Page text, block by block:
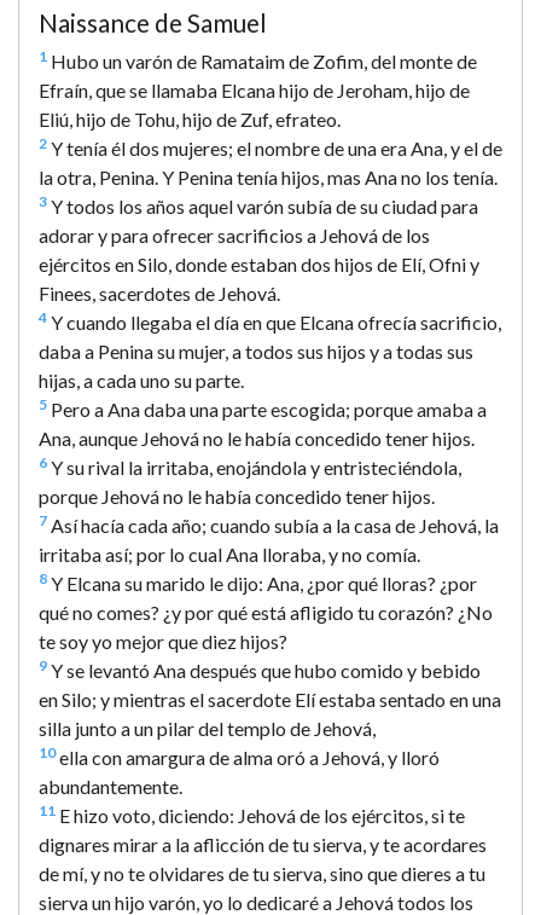
Naissance de Samuel
1 Hubo un varón de Ramataim de Zofim, del monte de
Efraín, que se llamaba Elcana hijo de Jeroham, hijo de
Eliú, hijo de Tohu, hijo de Zuf, efrateo.
2 Y tenía él dos mujeres; el nombre de una era Ana, y el de
la otra, Penina. Y Penina tenía hijos, mas Ana no los tenía.
3 Y todos los años aquel varón subía de su ciudad para
adorar y para ofrecer sacrificios a Jehová de los
ejércitos en Silo, donde estaban dos hijos de Elí, Ofni y
Finees, sacerdotes de Jehová.
4 Y cuando llegaba el día en que Elcana ofrecía sacrificio,
daba a Penina su mujer, a todos sus hijos y a todas sus
hijas, a cada uno su parte.
5 Pero a Ana daba una parte escogida; porque amaba a
Ana, aunque Jehová no le había concedido tener hijos.
6 Y su rival la irritaba, enojándola y entristeciéndola,
porque Jehová no le había concedido tener hijos.
7 Así hacía cada año; cuando subía a la casa de Jehová, la
irritaba así; por lo cual Ana lloraba, y no comía.
8 Y Elcana su marido le dijo: Ana, ¿por qué lloras? ¿por
qué no comes? ¿y por qué está afligido tu corazón? ¿No
te soy yo mejor que diez hijos?
9 Y se levantó Ana después que hubo comido y bebido
en Silo; y mientras el sacerdote Elí estaba sentado en una
silla junto a un pilar del templo de Jehová,
10ella con amargura de alma oró a Jehová, y lloró
abundantemente.
11 E hizo voto, diciendo: Jehová de los ejércitos, si te
dignares mirar a la aflicción de tu sierva, y te acordares
de mí, y no te olvidares de tu sierva, sino que dieres a tu
sierva un hijo varón, yo lo dedicaré a Jehová todos los